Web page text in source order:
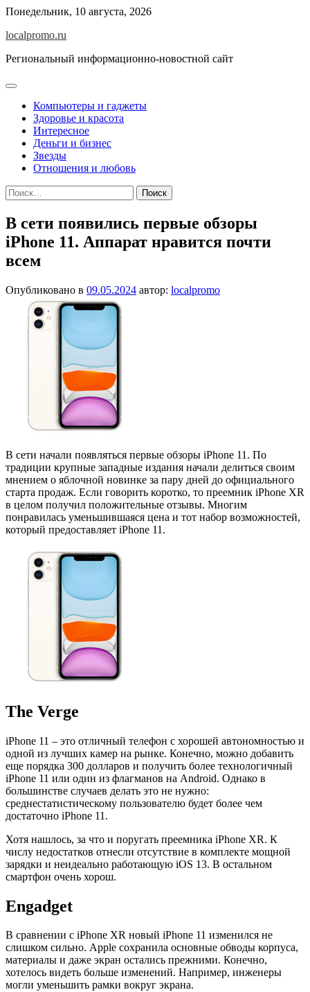
Перейти
содержимому
Понедельник, 10 августа, 2026
localpromo.ru
Региональный информационно-новостной сайт
Компьютеры и гаджеты
Здоровье и красота
Интересное
Деньги и бизнес
Звезды
Отношения и любовь
Найти:
В сети появились первые обзоры
iPhone 11. Аппарат нравится почти
всем
Опубликовано в 09.05.2024 автор: localpromo
В сети начали появляться первые обзоры iPhone 11. По
традиции крупные западные издания начали делиться своим
мнением о яблочной новинке за пару дней до официального
старта продаж. Если говорить коротко, то преемник iPhone XR
в целом получил положительные отзывы. Многим
понравилась уменьшившаяся цена и тот набор возможностей,
который предоставляет iPhone 11.
The Verge
iPhone 11 – это отличный телефон с хорошей автономностью и
одной из лучших камер на рынке. Конечно, можно добавить
еще порядка 300 долларов и получить более технологичный
iPhone 11 или один из флагманов на Android. Однако в
большинстве случаев делать это не нужно:
среднестатистическому пользователю будет более чем
достаточно iPhone 11.
Хотя нашлось, за что и поругать преемника iPhone XR. К
числу недостатков отнесли отсутствие в комплекте мощной
зарядки и неидеально работающую iOS 13. В остальном
смартфон очень хорош.
Engadget
В сравнении с iPhone XR новый iPhone 11 изменился не
слишком сильно. Apple сохранила основные обводы корпуса,
материалы и даже экран остались прежними. Конечно,
хотелось видеть больше изменений. Например, инженеры
могли уменьшить рамки вокруг экрана.